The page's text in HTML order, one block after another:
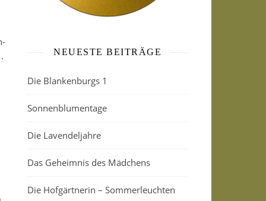
NEUESTE BEITRÄGE
Die Blankenburgs 1
Sonnenblumentage
Die Lavendeljahre
Das Geheimnis des Mädchens
Die Hofgärtnerin – Sommerleuchten